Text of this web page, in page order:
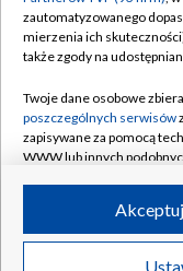
©2026
zautomatyzowanego
mierzenia ich
także zgody na
Twoje dane osobowe
poszczególnych serwisów
zapisywane za pomocą
WWW lub innych
ruchu w Internecie.
Twoje dane osobowe